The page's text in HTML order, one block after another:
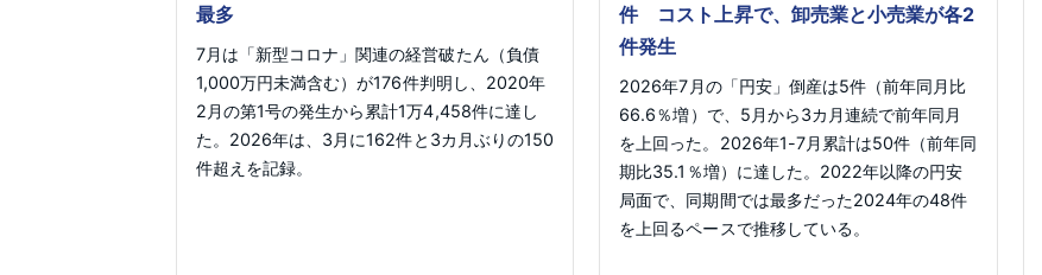
最多
7月は「新型コロナ」関連の経営破たん（負債
1,000万円未満含む）が176件判明し、2020年
2月の第1号の発生から累計1万4,458件に達し
た。2026年は、3月に162件と3カ月ぶりの150
件超えを記録。
件 コスト上昇で、卸売業と小売業が各2
件発生
2026年7月の「円安」倒産は5件（前年同月比
66.6％増）で、5月から3カ月連続で前年同月
を上回った。2026年1-7月累計は50件（前年同
期比35.1％増）に達した。2022年以降の円安
局面で、同期間では最多だった2024年の48件
を上回るペースで推移している。